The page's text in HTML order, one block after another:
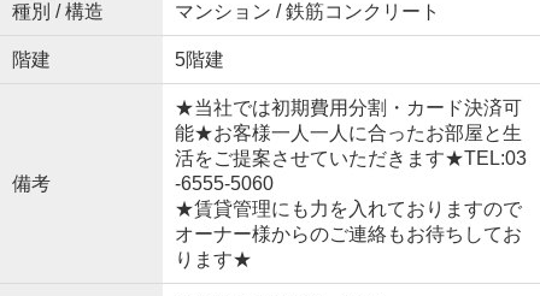
種別 / 構造 マンション / 鉄筋コンクリート
階建 5階建
備考
★当社では初期費用分割・カード決済可
能★お客様一人一人に合ったお部屋と生
活をご提案させていただきます★TEL:03
-6555-5060
★賃貸管理にも力を入れておりますので
オーナー様からのご連絡もお待ちしてお
ります★